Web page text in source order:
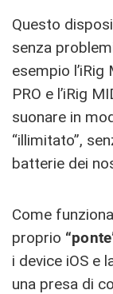
Questo
senza
esempio l’iRig
PRO e l’iRig
suonare in
“illimitato”,
batterie dei
Come
proprio
i device iOS e
una presa di